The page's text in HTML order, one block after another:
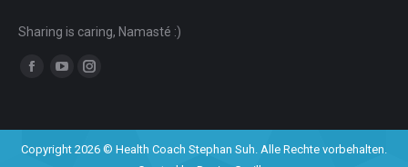
Sharing is caring, Namasté :)
FacebookYouTubeInstagram
Copyright 2026 © Health Coach Stephan Suh. Alle Rechte vorbehalten.